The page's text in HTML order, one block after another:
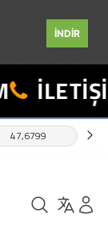
İNDİR
47,6799